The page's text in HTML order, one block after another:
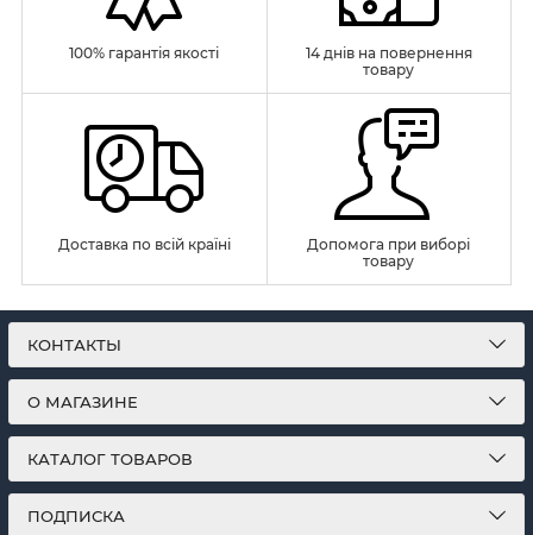
100% гарантія якості
14 днів на повернення
товару
Доставка по всій країні
Допомога при виборі
товару
КОНТАКТЫ
О МАГАЗИНЕ
КАТАЛОГ ТОВАРОВ
ПОДПИСКА